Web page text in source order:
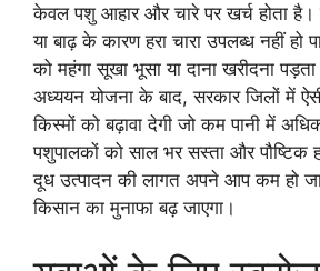
केवल पशु आहार और चारे पर खर्च होता
या बाढ़ के कारण हरा चारा उपलब्ध नहीं हो
को महंगा सूखा भूसा या दाना खरीदना
अध्ययन योजना के बाद, सरकार जिलों में
किस्मों को बढ़ावा देगी जो कम पानी में
पशुपालकों को साल भर सस्ता और पौष्टिक
दूध उत्पादन की लागत अपने आप कम हो
किसान का मुनाफा बढ़ जाएगा।